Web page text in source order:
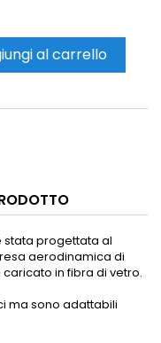
al carrello
stata progettata al
aerodinamica di
in fibra di vetro.
ma sono adattabili